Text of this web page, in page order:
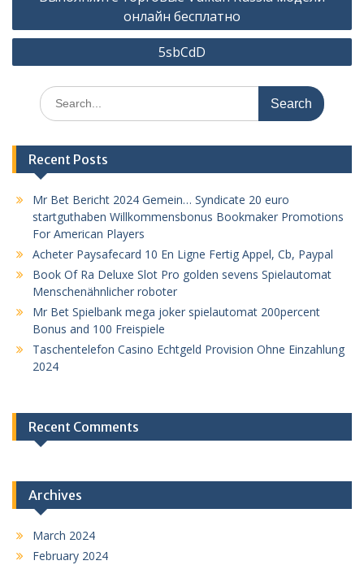
онлайн бесплатно
5sbCdD
Search
for:
Recent Posts
Mr Bet Bericht 2024 Gemein… Syndicate 20 euro
startguthaben Willkommensbonus Bookmaker Promotions
For American Players
Acheter Paysafecard 10 En Ligne Fertig Appel, Cb, Paypal
Book Of Ra Deluxe Slot Pro golden sevens Spielautomat
Menschenähnlicher roboter
Mr Bet Spielbank mega joker spielautomat 200percent
Bonus and 100 Freispiele
Taschentelefon Casino Echtgeld Provision Ohne Einzahlung
2024
Recent Comments
Archives
March 2024
February 2024